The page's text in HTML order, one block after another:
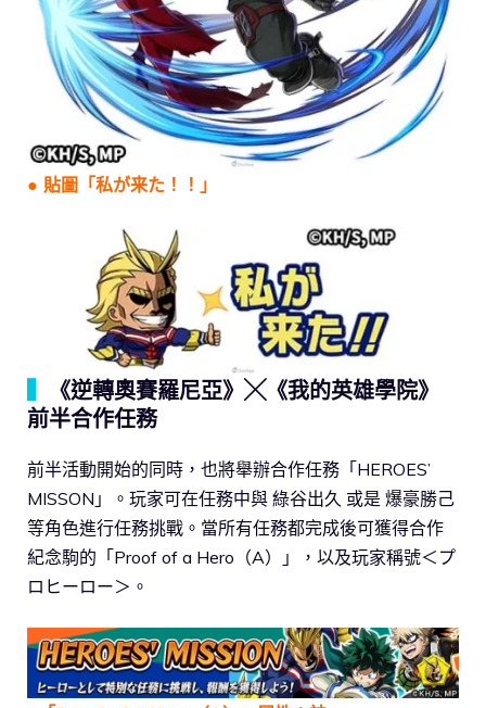
● 貼圖「私が来た！！」
《逆轉奧賽羅尼亞》╳《我的英雄學院》
前半合作任務
前半活動開始的同時，也將舉辦合作任務「HEROES’
MISSON」。玩家可在任務中與 綠谷出久 或是 爆豪勝己
等角色進行任務挑戰。當所有任務都完成後可獲得合作
紀念駒的「Proof of a Hero（A）」，以及玩家稱號＜プ
ロヒーロー＞。